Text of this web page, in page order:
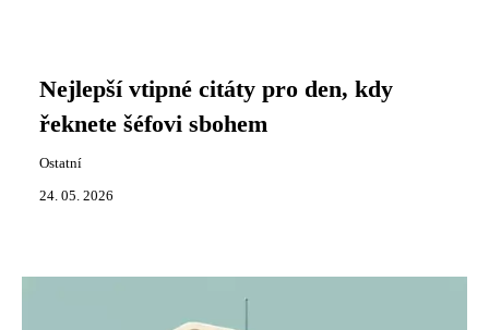
Nejlepší vtipné citáty pro den, kdy
řeknete šéfovi sbohem
Ostatní
24. 05. 2026